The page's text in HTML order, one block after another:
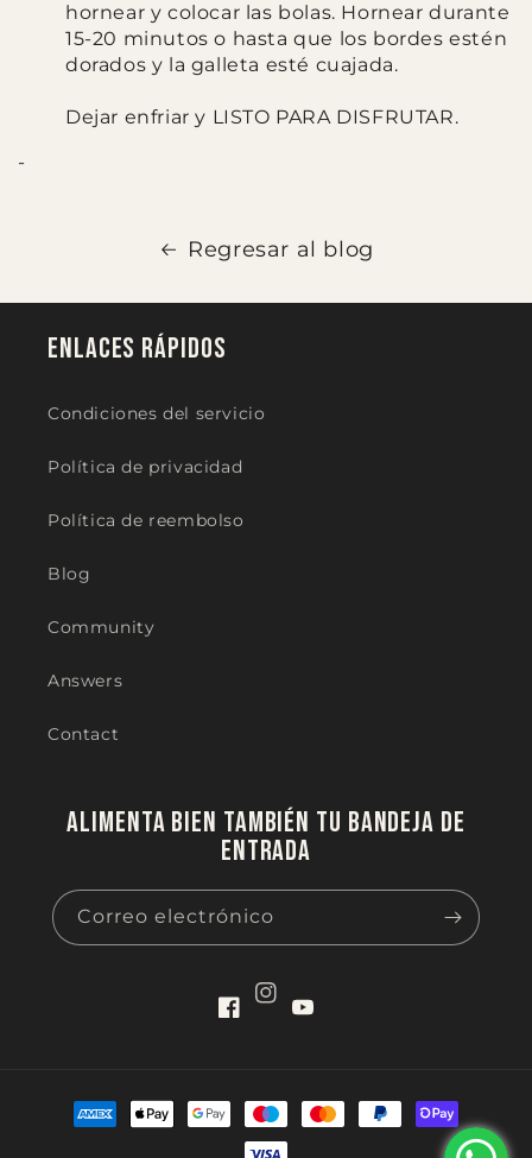
hornear y colocar las bolas. Hornear durante
15-20 minutos o hasta que los bordes estén
dorados y la galleta esté cuajada.
Dejar enfriar y LISTO PARA DISFRUTAR.
-
Regresar al blog
Enlaces rápidos
Condiciones del servicio
Política de privacidad
Política de reembolso
Blog
Community
Answers
Contact
Alimenta bien también tu bandeja de
entrada
Correo electrónico
Facebook
Instagram
YouTube
Formas